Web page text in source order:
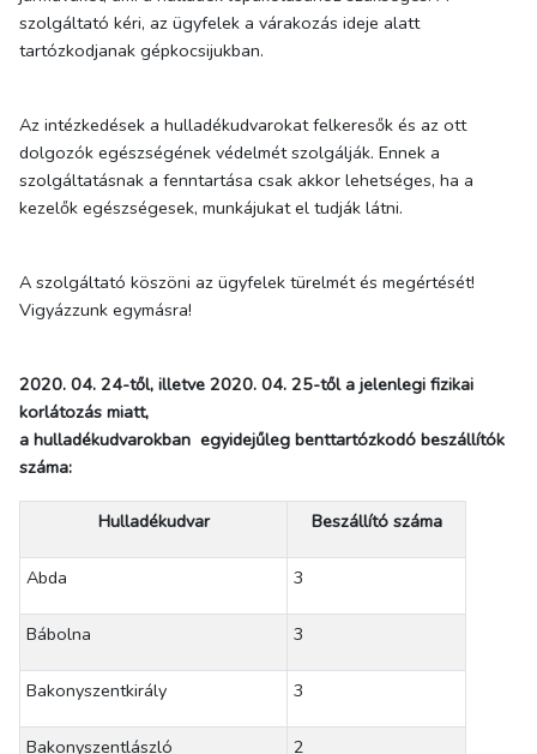
szolgáltató kéri, az ügyfelek a várakozás ideje alatt
tartózkodjanak gépkocsijukban.
Az intézkedések a hulladékudvarokat felkeresők és az ott
dolgozók egészségének védelmét szolgálják. Ennek a
szolgáltatásnak a fenntartása csak akkor lehetséges, ha a
kezelők egészségesek, munkájukat el tudják látni.
A szolgáltató köszöni az ügyfelek türelmét és megértését!
Vigyázzunk egymásra!
2020. 04. 24-től, illetve 2020. 04. 25-től a jelenlegi fizikai
korlátozás miatt,
a hulladékudvarokban egyidejűleg benttartózkodó beszállítók
száma:
Hulladékudvar Beszállító száma
Abda 3
Bábolna 3
Bakonyszentkirály 3
Bakonyszentlászló 2